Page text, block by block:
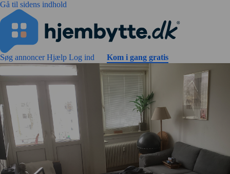
Gå til sidens indhold
Søg annoncerHjælp Log ind Kom i gang gratis